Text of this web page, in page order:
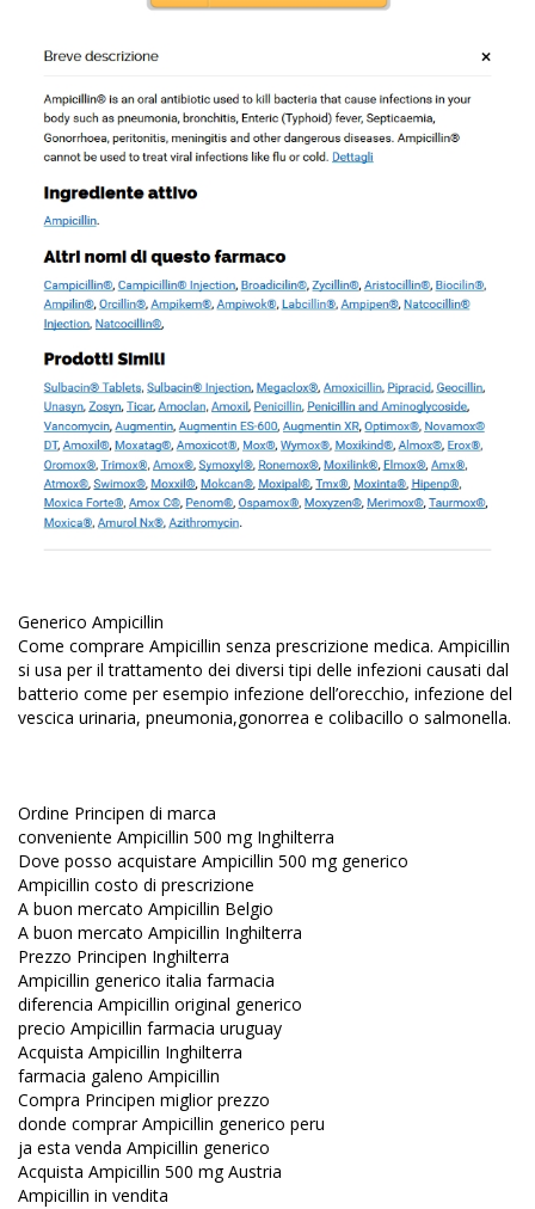
Generico Ampicillin
Come comprare Ampicillin senza prescrizione medica. Ampicillin
si usa per il trattamento dei diversi tipi delle infezioni causati dal
batterio come per esempio infezione dell’orecchio, infezione del
vescica urinaria, pneumonia,gonorrea e colibacillo o salmonella.
Ordine Principen di marca
conveniente Ampicillin 500 mg Inghilterra
Dove posso acquistare Ampicillin 500 mg generico
Ampicillin costo di prescrizione
A buon mercato Ampicillin Belgio
A buon mercato Ampicillin Inghilterra
Prezzo Principen Inghilterra
Ampicillin generico italia farmacia
diferencia Ampicillin original generico
precio Ampicillin farmacia uruguay
Acquista Ampicillin Inghilterra
farmacia galeno Ampicillin
Compra Principen miglior prezzo
donde comprar Ampicillin generico peru
ja esta venda Ampicillin generico
Acquista Ampicillin 500 mg Austria
Ampicillin in vendita